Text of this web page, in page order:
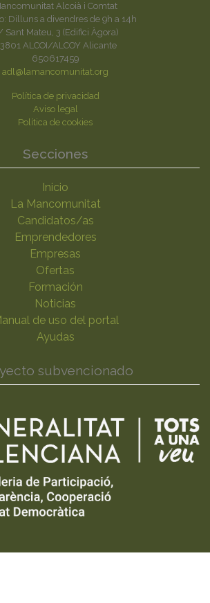
Alcoià i Comtat
Dilluns a divendres de 9h a 14h
Sant Mateu, 3 (Edifici Àgora)
ALCOI/ALCOY Alicante
650617459
adl@lamancomunitat.org
Política de privacidad
Aviso legal
Política de cookies
Secciones
Inicio
La Mancomunitat
Candidatos/as
Emprendedores
Empresas
Ofertas
Formación
Noticias
de uso del portal
Ayudas
subvencionado